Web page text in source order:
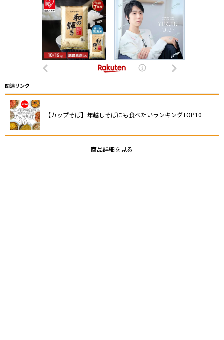
関連リンク
【カップそば】年越しそばにも食べたいランキングTOP10
商品詳細を見る